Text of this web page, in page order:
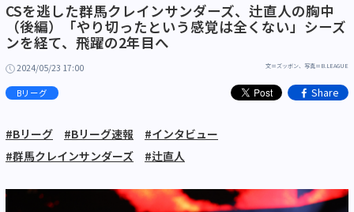
CSを逃した群馬クレインサンダーズ、辻直人の胸中
（後編）「やり切ったという感覚は全くない」シーズ
ンを経て、飛躍の2年目へ
2024/05/23 17:00 文＝ズッボン、写真＝B.LEAGUE
Bリーグ Share
#Bリーグ #Bリーグ速報
#インタビュー
#群馬クレインサンダーズ
#辻直人